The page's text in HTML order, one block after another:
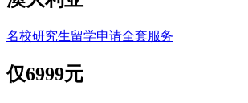
名校研究生留学申请全套服务
仅6999元